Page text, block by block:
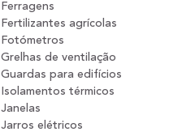
Ferragens
Fertilizantes agrícolas
Fotómetros
Grelhas de ventilação
Guardas para edifícios
Isolamentos térmicos
Janelas
Jarros elétricos